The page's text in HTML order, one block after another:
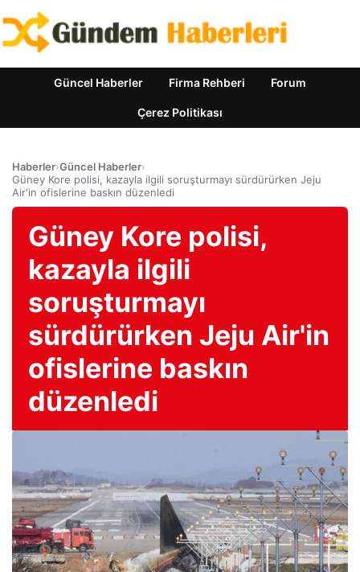
Güncel Haberler Firma Rehberi Forum
Çerez Politikası
Haberler›Güncel Haberler›
Güney Kore polisi, kazayla ilgili soruşturmayı sürdürürken Jeju
Air'in ofislerine baskın düzenledi
Güney Kore polisi,
kazayla ilgili
soruşturmayı
sürdürürken Jeju Air'in
ofislerine baskın
düzenledi